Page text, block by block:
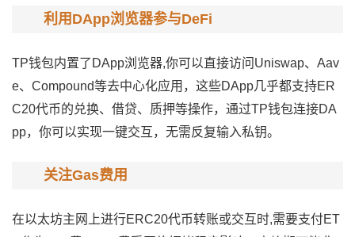
利用DApp浏览器参与DeFi
TP钱包内置了DApp浏览器,你可以直接访问Uniswap、Aav
e、Compound等去中心化应用，这些DApp几乎都支持ER
C20代币的兑换、借贷、质押等操作，通过TP钱包连接DA
pp，你可以实现一键交互，无需反复输入私钥。
关注Gas费用
在以太坊主网上进行ERC20代币转账或交互时,需要支付ET